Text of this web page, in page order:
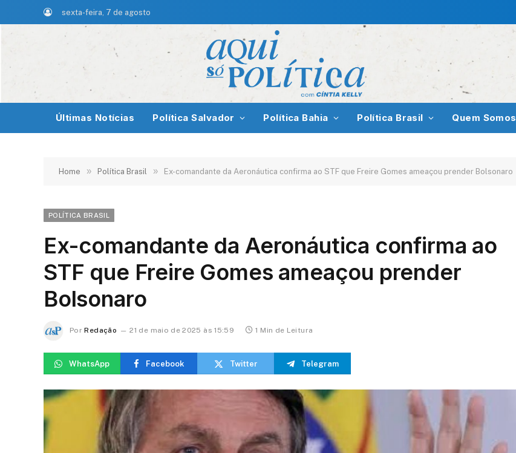
sexta-feira, 7 de agosto
Últimas Notícias Política Salvador Política Bahia Política Brasil Quem Somos
Home » Política Brasil » Ex-comandante da Aeronáutica confirma ao STF que Freire Gomes ameaçou prender Bolsonaro
POLÍTICA BRASIL
Ex-comandante da Aeronáutica confirma ao
STF que Freire Gomes ameaçou prender
Bolsonaro
Por Redação 21 de maio de 2025 às 15:59 1 Min de Leitura
WhatsApp Facebook Twitter Telegram